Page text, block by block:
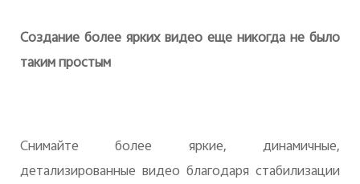
Создание более ярких видео еще никогда не было
таким простым
Снимайте более яркие, динамичные,
детализированные видео благодаря стабилизации